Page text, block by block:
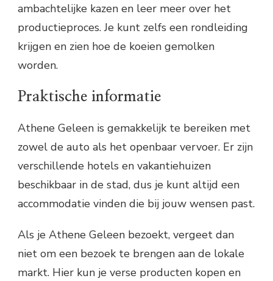
ambachtelijke kazen en leer meer over het
productieproces. Je kunt zelfs een rondleiding
krijgen en zien hoe de koeien gemolken
worden.
Praktische informatie
Athene Geleen is gemakkelijk te bereiken met
zowel de auto als het openbaar vervoer. Er zijn
verschillende hotels en vakantiehuizen
beschikbaar in de stad, dus je kunt altijd een
accommodatie vinden die bij jouw wensen past.
Als je Athene Geleen bezoekt, vergeet dan
niet om een bezoek te brengen aan de lokale
markt. Hier kun je verse producten kopen en